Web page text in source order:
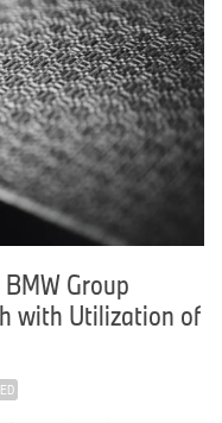
Group
with Utilization of